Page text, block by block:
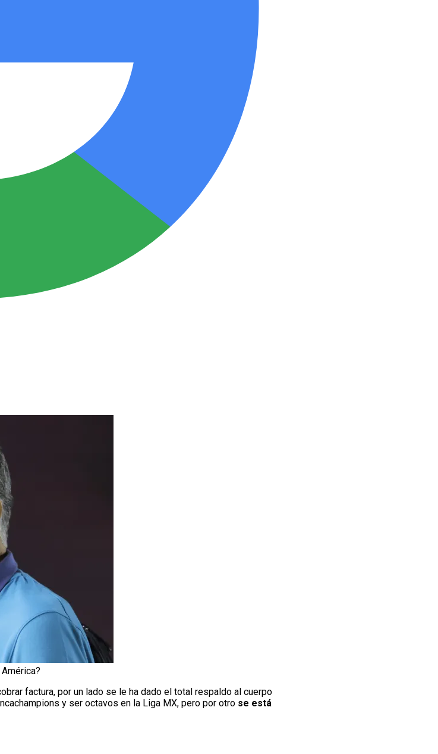
factura, por un lado se le ha dado el total respaldo al cuerpo
y ser octavos en la Liga MX, pero por otro se está